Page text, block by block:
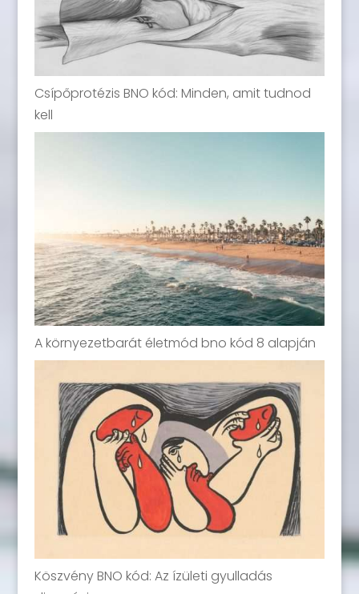
Csípőprotézis BNO kód: Minden, amit tudnod
kell
A környezetbarát életmód bno kód 8 alapján
Köszvény BNO kód: Az ízületi gyulladás